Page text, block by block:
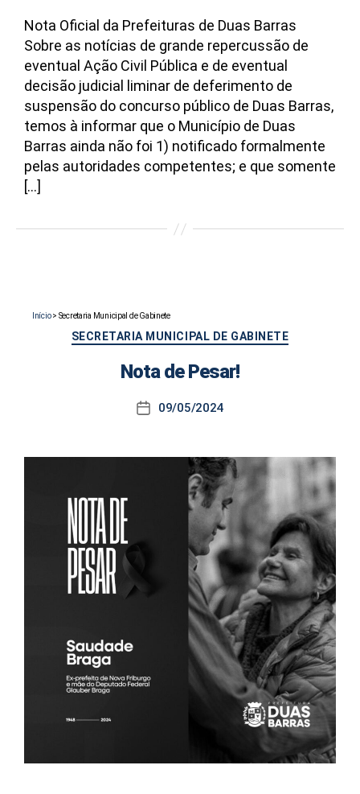
Nota Oficial da Prefeituras de Duas Barras
Sobre as notícias de grande repercussão de
eventual Ação Civil Pública e de eventual
decisão judicial liminar de deferimento de
suspensão do concurso público de Duas Barras,
temos à informar que o Município de Duas
Barras ainda não foi 1) notificado formalmente
pelas autoridades competentes; e que somente
[…]
Início> Secretaria Municipal de Gabinete
Categorias
SECRETARIA MUNICIPAL DE GABINETE
Nota de Pesar!
Data09/05/2024